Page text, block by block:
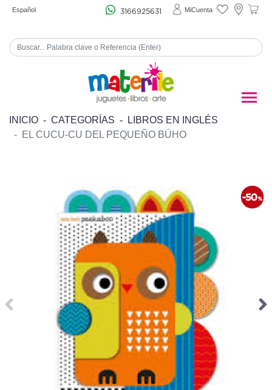
Español 3166925631 MiCuenta
INICIO CATEGORÍAS
LIBROS EN INGLÉS
EL CUCU-CU DEL PEQUEÑO BÚHO